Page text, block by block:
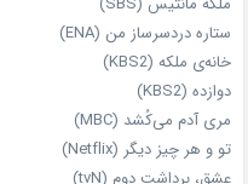
ستاره دردسرساز من (ENA)
خانه‌ی ملکه (KBS2)
دوازده (KBS2)
مری آدم می‌کُشد (MBC)
تو و هر چیز دیگر (Netflix)